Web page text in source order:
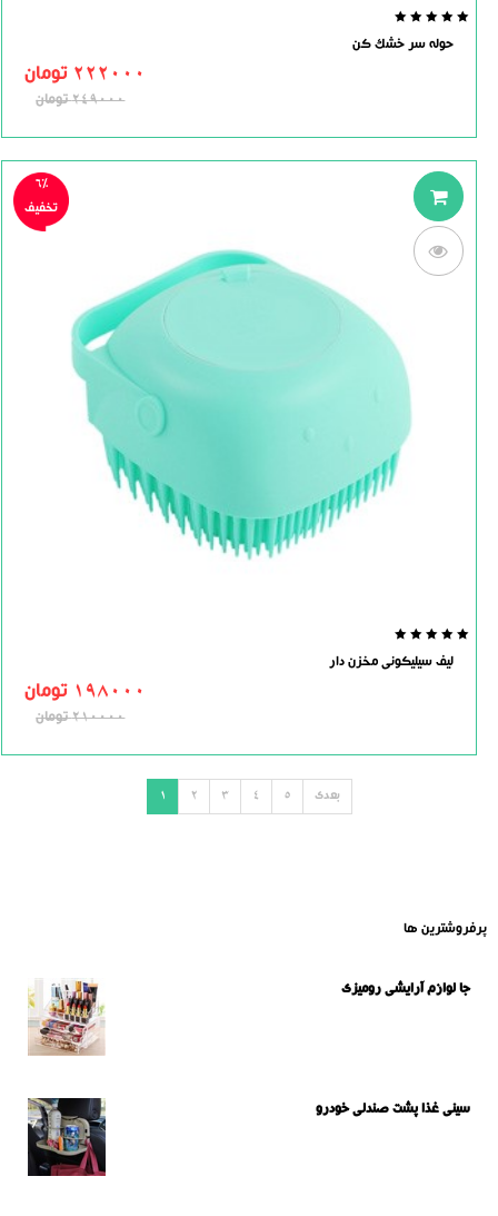
0.0
حوله سر خشک کن
222000 تومان
249000تومان
out
6%
تخفیف
لیف سیلیکونی مخزن دار
198000 تومان
210000تومان
1 2 3 4 5 بعدی
پرفروشترین ها
جا لوازم آرایشی رومیزی
سینی غذا پشت صندلی خودرو